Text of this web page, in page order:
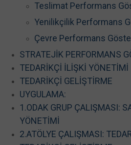
Teslimat Performans
Yenilikçilik Performans
Çevre Performans
STRATEJİK PERFORMANS
TEDARİKÇİ İLİŞKİ YÖNETİMİ
TEDARİKÇİ GELİŞTİRME
UYGULAMA:
1.ODAK GRUP ÇALIŞMASI:
YÖNETİMİ
2.ATÖLYE ÇALIŞMASI: